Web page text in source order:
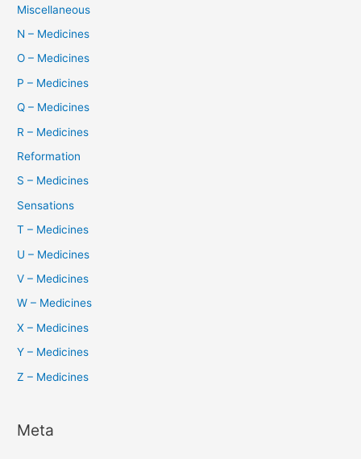
Miscellaneous
N – Medicines
O – Medicines
P – Medicines
Q – Medicines
R – Medicines
Reformation
S – Medicines
Sensations
T – Medicines
U – Medicines
V – Medicines
W – Medicines
X – Medicines
Y – Medicines
Z – Medicines
Meta